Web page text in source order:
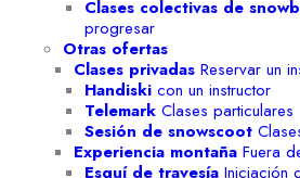
Clases colectivas de
progresar
Otras ofertas
Clases privadas Reservar un
Handiski con un instructor
Telemark Clases particulares
Sesión de snowscoot
Experiencia montaña Fuera
Esquí de travesía Iniciación